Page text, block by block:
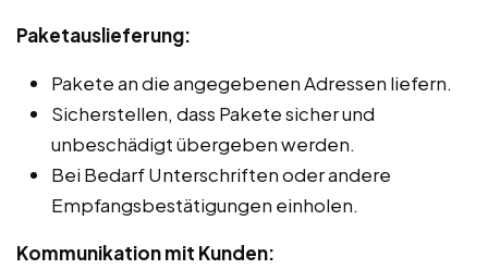
Paketauslieferung:
Pakete an die angegebenen Adressen liefern.
Sicherstellen, dass Pakete sicher und
unbeschädigt übergeben werden.
Bei Bedarf Unterschriften oder andere
Empfangsbestätigungen einholen.
Kommunikation mit Kunden: